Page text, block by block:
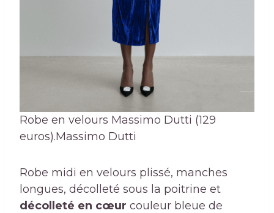
Robe en velours Massimo Dutti (129
euros).Massimo Dutti
Robe midi en velours plissé, manches
longues, décolleté sous la poitrine et
décolleté en cœur couleur bleue de